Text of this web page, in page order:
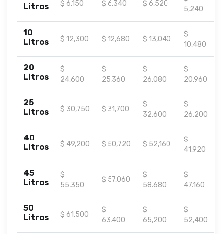
Litros
$ 6,150 $ 6,340 $ 6,520
5,240
10
Litros
$ 12,300 $ 12,680 $ 13,040
$
10,480
20
Litros
$
24,600
$
25,360
$
26,080
$
20,960
25
Litros
$ 30,750 $ 31,700
$
32,600
$
26,200
40
Litros
$ 49,200 $ 50,720 $ 52,160
$
41,920
45
Litros
$
55,350
$ 57,060
$
58,680
$
47,160
50
Litros
$ 61,500
$
63,400
$
65,200
$
52,400